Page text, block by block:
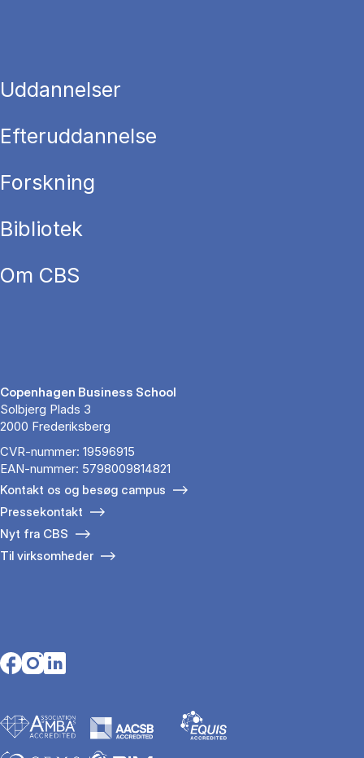
Uddannelser
Efteruddannelse
Forskning
Bibliotek
Om CBS
Copenhagen Business School
Solbjerg Plads 3
2000 Frederiksberg
CVR-nummer: 19596915
EAN-nummer: 5798009814821
Kontakt os og besøg campus
Pressekontakt
Nyt fra CBS
Til virksomheder
Opens in a new tab
Opens in a new tab
Opens in a new tab